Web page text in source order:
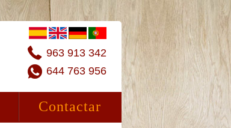
963 913 342
644 763 956
Contactar